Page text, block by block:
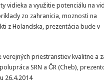
a využitie potenciálu na
zo zahranicia, moznosti na
z Holandska, prezentácia bude v
priestranstiev kvalitne a
SRN a ČR (Cheb),
26.4.2014